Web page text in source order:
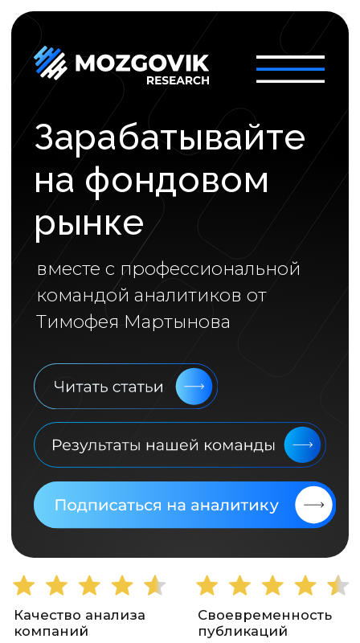
Зарабатывайте
на фондовом
рынке
вместе с профессиональной
командой аналитиков от
Тимофея Мартынова
*по результатам опроса подписчиков Mozgovik research
Качество анализа
компаний
Своевременность
публикаций
Лучшая аналитика фондового рынка.
Это не торговые сигналы, и не история
история про стать богатым на всю
жизнь. Наша команда не только даёт
идеи, но и транслирует для вас
правильное понимание рынка и
философии инвестирования.
ЧТО ТАКОЕ
MOZGOVIK RESEARCH?